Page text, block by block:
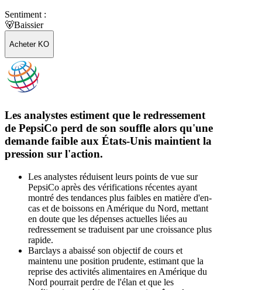
Sentiment :
🐻Baissier
Acheter KO
Les analystes estiment que le redressement
de PepsiCo perd de son souffle alors qu'une
demande faible aux États-Unis maintient la
pression sur l'action.
Les analystes réduisent leurs points de vue sur
PepsiCo après des vérifications récentes ayant
montré des tendances plus faibles en matière d'en-
cas et de boissons en Amérique du Nord, mettant
en doute que les dépenses actuelles liées au
redressement se traduisent par une croissance plus
rapide.
Barclays a abaissé son objectif de cours et
maintenu une position prudente, estimant que la
reprise des activités alimentaires en Amérique du
Nord pourrait perdre de l'élan et que les